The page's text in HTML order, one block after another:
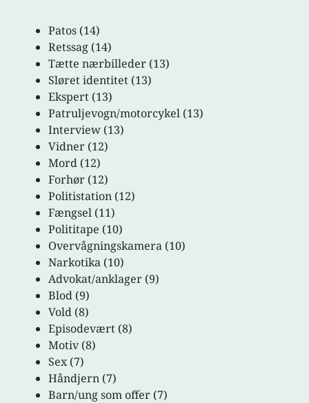
Patos (14)
Retssag (14)
Tætte nærbilleder (13)
Sløret identitet (13)
Ekspert (13)
Patruljevogn/motorcykel (13)
Interview (13)
Vidner (12)
Mord (12)
Forhør (12)
Politistation (12)
Fængsel (11)
Polititape (10)
Overvågningskamera (10)
Narkotika (10)
Advokat/anklager (9)
Blod (9)
Vold (8)
Episodevært (8)
Motiv (8)
Sex (7)
Håndjern (7)
Barn/ung som offer (7)